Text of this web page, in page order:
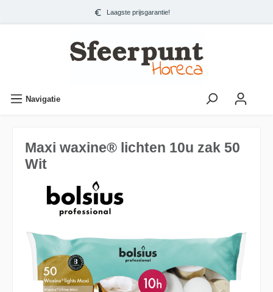
Laagste prijsgarantie!
Navigatie
Maxi waxine® lichten 10u zak 50
Wit